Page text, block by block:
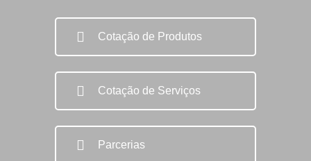
Cotação de Produtos
Cotação de Serviços
Parcerias